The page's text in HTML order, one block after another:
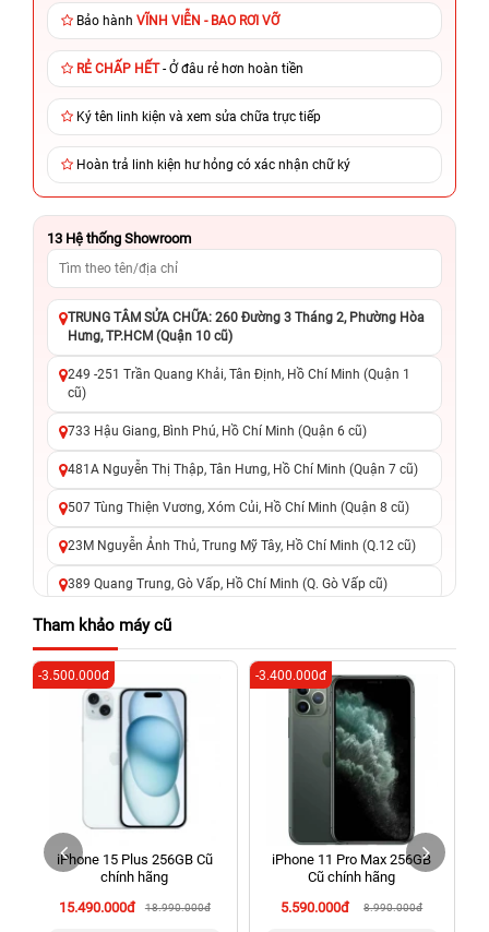
Bảo hành VĨNH VIỄN - BAO RƠI VỠ
RẺ CHẤP HẾT- Ở đâu rẻ hơn hoàn tiền
Ký tên linh kiện và xem sửa chữa trực tiếp
Hoàn trả linh kiện hư hỏng có xác nhận chữ ký
13 Hệ thống Showroom
TRUNG TÂM SỬA CHỮA: 260 Đường 3 Tháng 2, Phường Hòa
Hưng, TP.HCM (Quận 10 cũ)
249 -251 Trần Quang Khải, Tân Định, Hồ Chí Minh (Quận 1
cũ)
733 Hậu Giang, Bình Phú, Hồ Chí Minh (Quận 6 cũ)
481A Nguyễn Thị Thập, Tân Hưng, Hồ Chí Minh (Quận 7 cũ)
507 Tùng Thiện Vương, Xóm Củi, Hồ Chí Minh (Quận 8 cũ)
23M Nguyễn Ảnh Thủ, Trung Mỹ Tây, Hồ Chí Minh (Q.12 cũ)
389 Quang Trung, Gò Vấp, Hồ Chí Minh (Q. Gò Vấp cũ)
625 - 625A Âu Cơ, Tân Phú, Hồ Chí Minh (Quận Tân Phú cũ)
326 Lê Văn Việt, Tăng Nhơn Phú, Hồ Chí Minh (Q.9 TP. Thủ
Đức cũ)
256 Võ Văn Ngân, Thủ Đức, Hồ Chí Minh (Bình Thọ, TP. Thủ
70 Nguyễn An Ninh, Dĩ An, Hồ Chí Minh (Bình Dương Cũ)
24h Vũng Tàu: 162A Ba Cu, Vũng Tàu, Hồ Chí Minh (TP. Vũng
Tàu cũ)
198 Hoàng Văn Thụ, Tân Sơn Nhất, Hồ Chí Minh (Tân Bình
Tham khảo máy cũ
iPhone 15 Plus 256GB Cũ
chính hãng
15.490.000đ
18.990.000đ
-3.500.000đ
iPhone 11 Pro Max 256GB
Cũ chính hãng
5.590.000đ
8.990.000đ
-3.400.000đ